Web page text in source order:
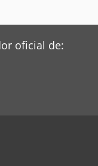
oficial de: